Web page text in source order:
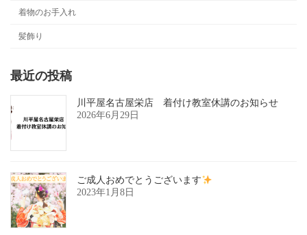
着物のお手入れ
髪飾り
最近の投稿
川平屋名古屋栄店 着付け教室休講のお知らせ
2026年6月29日
ご成人おめでとうございます
2023年1月8日